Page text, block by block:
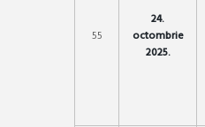
55
24.
octombrie
2025.